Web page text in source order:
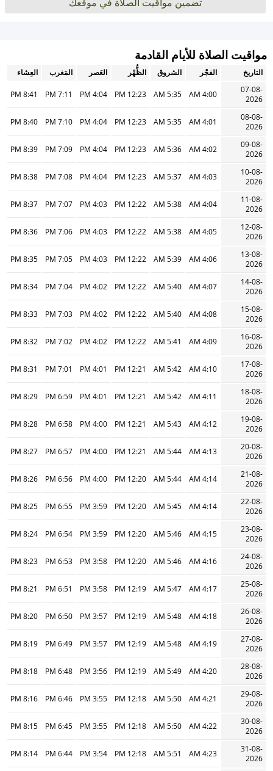
مواقيت الصلاة للأيام القادمة
التاريخ الفجْر الشروق الظُّهْر العَصر المَغرب
العِشاء
07-08-
2026
4:00 AM
5:35 AM
12:23 PM
4:04 PM
7:11 PM
8:41 PM
08-08-
2026
4:01 AM
5:35 AM
12:23 PM
4:04 PM
7:10 PM
8:40 PM
09-08-
2026
4:02 AM
5:36 AM
12:23 PM
4:04 PM
7:09 PM
8:39 PM
10-08-
2026
4:03 AM
5:37 AM
12:23 PM
4:04 PM
7:08 PM
8:38 PM
11-08-
2026
4:04 AM
5:38 AM
12:22 PM
4:03 PM
7:07 PM
8:37 PM
12-08-
2026
4:05 AM
5:38 AM
12:22 PM
4:03 PM
7:06 PM
8:36 PM
13-08-
2026
4:06 AM
5:39 AM
12:22 PM
4:03 PM
7:05 PM
8:35 PM
14-08-
2026
4:07 AM
5:40 AM
12:22 PM
4:02 PM
7:04 PM
8:34 PM
15-08-
2026
4:08 AM
5:40 AM
12:22 PM
4:02 PM
7:03 PM
8:33 PM
16-08-
2026
4:09 AM
5:41 AM
12:22 PM
4:02 PM
7:02 PM
8:32 PM
17-08-
2026
4:10 AM
5:42 AM
12:21 PM
4:01 PM
7:01 PM
8:31 PM
18-08-
2026
4:11 AM
5:42 AM
12:21 PM
4:01 PM
6:59 PM
8:29 PM
19-08-
2026
4:12 AM
5:43 AM
12:21 PM
4:00 PM
6:58 PM
8:28 PM
20-08-
2026
4:13 AM
5:44 AM
12:21 PM
4:00 PM
6:57 PM
8:27 PM
21-08-
2026
4:14 AM
5:44 AM
12:20 PM
4:00 PM
6:56 PM
8:26 PM
22-08-
2026
4:14 AM
5:45 AM
12:20 PM
3:59 PM
6:55 PM
8:25 PM
23-08-
2026
4:15 AM
5:46 AM
12:20 PM
3:59 PM
6:54 PM
8:24 PM
24-08-
2026
4:16 AM
5:46 AM
12:20 PM
3:58 PM
6:53 PM
8:23 PM
25-08-
2026
4:17 AM
5:47 AM
12:19 PM
3:58 PM
6:51 PM
8:21 PM
26-08-
2026
4:18 AM
5:48 AM
12:19 PM
3:57 PM
6:50 PM
8:20 PM
27-08-
2026
4:19 AM
5:48 AM
12:19 PM
3:57 PM
6:49 PM
8:19 PM
28-08-
2026
4:20 AM
5:49 AM
12:19 PM
3:56 PM
6:48 PM
8:18 PM
29-08-
2026
4:21 AM
5:50 AM
12:18 PM
3:55 PM
6:46 PM
8:16 PM
30-08-
2026
4:22 AM
5:50 AM
12:18 PM
3:55 PM
6:45 PM
8:15 PM
31-08-
2026
4:23 AM
5:51 AM
12:18 PM
3:54 PM
6:44 PM
8:14 PM